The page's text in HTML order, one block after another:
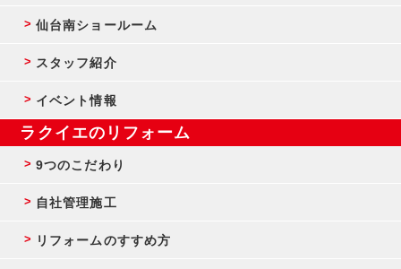
仙台南ショールーム
スタッフ紹介
イベント情報
ラクイエのリフォーム
9つのこだわり
自社管理施工
リフォームのすすめ方